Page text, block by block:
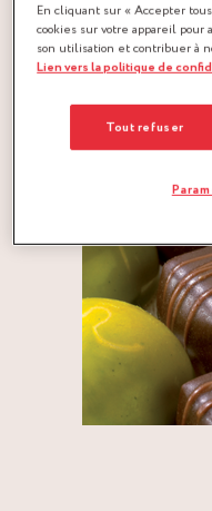
QUANTITÉ :
Recette pour 180
TÉLÉCHARGER
GANACHE
En cliquant sur « Accepter
cookies sur votre appareil
son utilisation et contribuer à
Lien vers la politique de
Tout refuser